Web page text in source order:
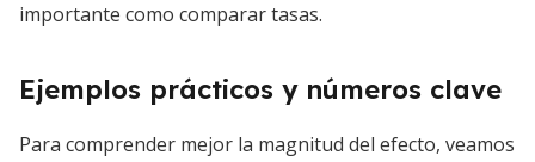
importante como comparar tasas.
Ejemplos prácticos y números clave
Para comprender mejor la magnitud del efecto, veamos